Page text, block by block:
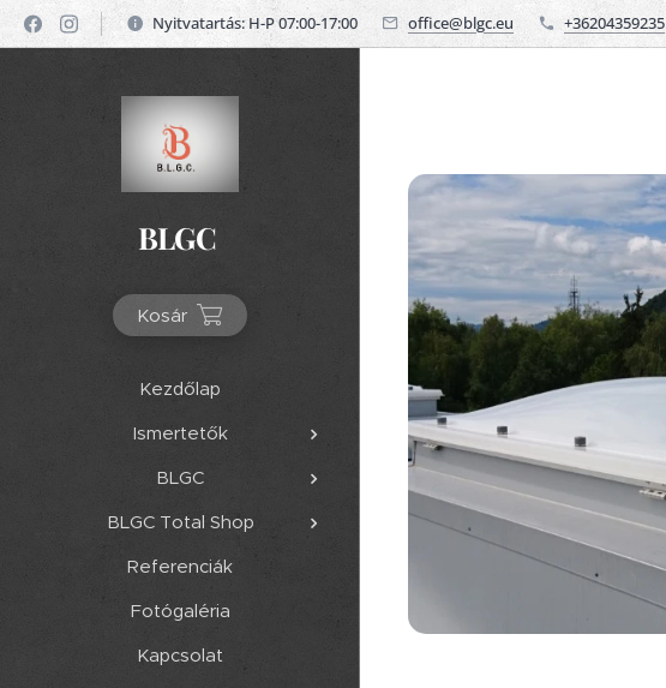
Nyitvatartás: H-P 07:00-17:00 office@blgc.eu +36204359235
BLGC
Kosár
Kezdőlap
Ismertetők
BLGC
BLGC Total Shop
Referenciák
Fotógaléria
Kapcsolat